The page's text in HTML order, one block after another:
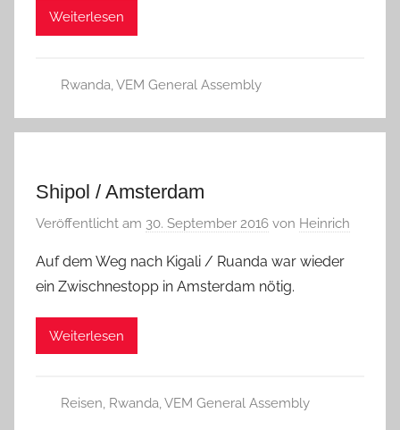
Weiterlesen
Rwanda,VEM General Assembly
Shipol / Amsterdam
Veröffentlicht am 30. September 2016 von Heinrich
Auf dem Weg nach Kigali / Ruanda war wieder
ein Zwischnestopp in Amsterdam nötig.
Weiterlesen
Reisen, Rwanda,VEM General Assembly